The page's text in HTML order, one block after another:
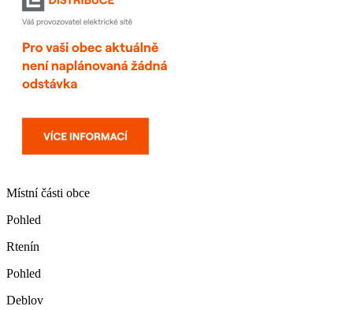
Místní části obce
Pohled
Rtenín
Pohled
Deblov